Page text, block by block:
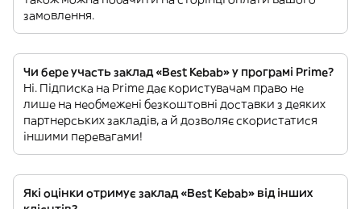
замовлення.
Чи бере участь заклад «Best Kebab» у програмі Prime?
Ні. Підписка на Prime дає користувачам право не
лише на необмежені безкоштовні доставки з деяких
партнерських закладів, а й дозволяє скористатися
іншими перевагами!
Які оцінки отримує заклад «Best Kebab» від інших